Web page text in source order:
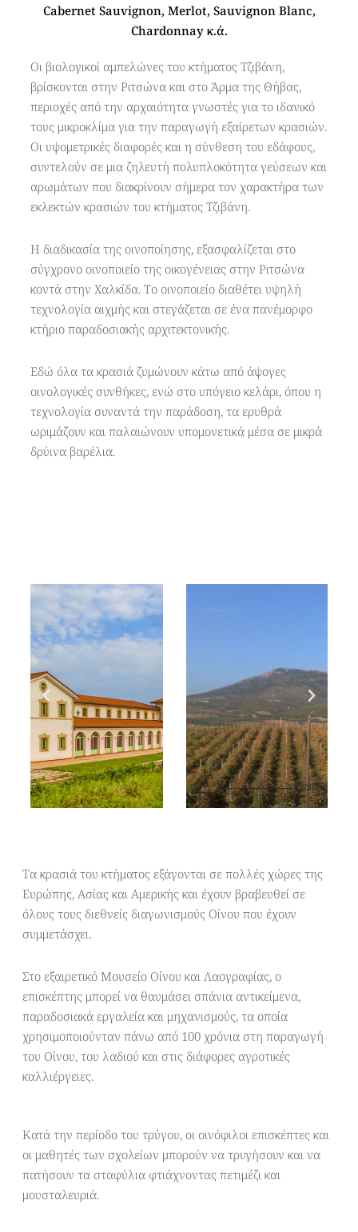
Cabernet Sauvignon, Merlot, Sauvignon Blanc,
Chardonnay κ.ά.
Oι βιολογικοί αμπελώνες του κτήματος Τζιβάνη,
βρίσκονται στην Ριτσώνα και στο Άρμα της Θήβας,
περιοχές από την αρχαιότητα γνωστές για το ιδανικό
τους μικροκλίμα για την παραγωγή εξαίρετων κρασιών.
Οι υψομετρικές διαφορές και η σύνθεση του εδάφους,
συντελούν σε μια ζηλευτή πολυπλοκότητα γεύσεων και
αρωμάτων που διακρίνουν σήμερα τον χαρακτήρα των
εκλεκτών κρασιών του κτήματος Τζιβάνη.
Η διαδικασία της οινοποίησης, εξασφαλίζεται στο
σύγχρονο οινοποιείο της οικογένειας στην Ριτσώνα
κοντά στην Χαλκίδα. Το οινοποιείο διαθέτει υψηλή
τεχνολογία αιχμής και στεγάζεται σε ένα πανέμορφο
κτήριο παραδοσιακής αρχιτεκτονικής.
Εδώ όλα τα κρασιά ζυμώνουν κάτω από άψογες
οινολογικές συνθήκες, ενώ στο υπόγειο κελάρι, όπου η
τεχνολογία συναντά την παράδοση, τα ερυθρά
ωριμάζουν και παλαιώνουν υπομονετικά μέσα σε μικρά
δρύινα βαρέλια.
Τα κρασιά του κτήματος εξάγονται σε πολλές χώρες της
Ευρώπης, Ασίας και Αμερικής και έχουν βραβευθεί σε
όλους τους διεθνείς διαγωνισμούς Οίνου που έχουν
συμμετάσχει.
Στο εξαιρετικό Μουσείο Οίνου και Λαογραφίας, ο
επισκέπτης μπορεί να θαυμάσει σπάνια αντικείμενα,
παραδοσιακά εργαλεία και μηχανισμούς, τα οποία
χρησιμοποιούνταν πάνω από 100 χρόνια στη παραγωγή
του Οίνου, του λαδιού και στις διάφορες αγροτικές
καλλιέργειες.
Κατά την περίοδο του τρύγου, οι οινόφιλοι επισκέπτες και
οι μαθητές των σχολείων μπορούν να τρυγήσουν και να
πατήσουν τα σταφύλια φτιάχνοντας πετιμέζι και
μουσταλευριά.